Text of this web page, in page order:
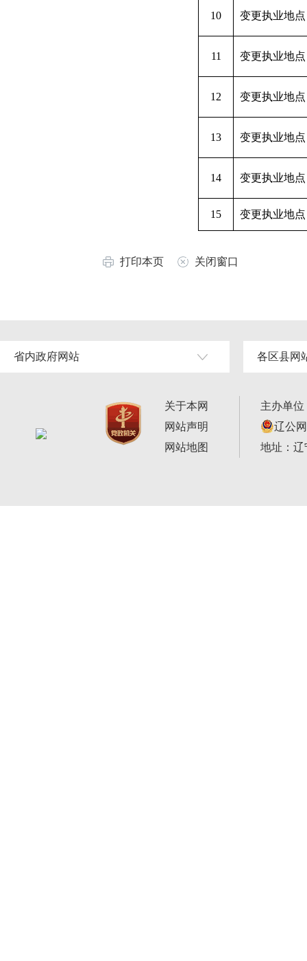
10 变更执业地点
11 变更执业地点
12 变更执业地点
13 变更执业地点
14 变更执业地点
15 变更执业地点
打印本页 关闭窗口
省内政府网站 各区县网
关于本网
网站声明
网站地图
主办单
辽公
地址：辽